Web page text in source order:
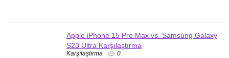
Apple iPhone 15 Pro Max vs. Samsung Galaxy
S23 Ultra Karşılaştırma
Karşılaştırma 0